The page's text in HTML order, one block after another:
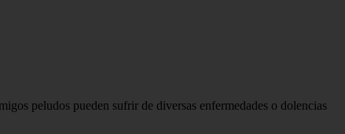
peludos pueden sufrir de diversas enfermedades o dolencias